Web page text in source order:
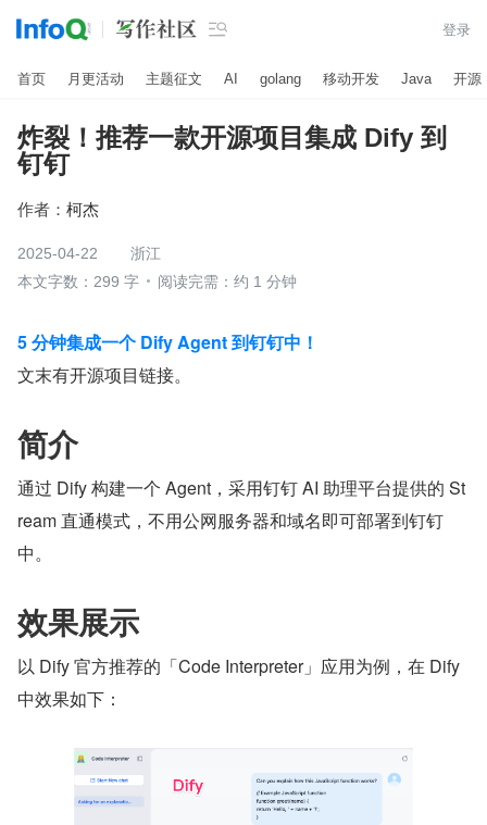
 登录
首页 月更活动 主题征文 AI golang 移动开发 Java 开源
炸裂！推荐一款开源项目集成 Dify 到
钉钉
作者： 柯杰
2025-04-22
浙江
本文字数：299 字
阅读完需：约 1 分钟
5 分钟集成一个 Dify Agent 到钉钉中！
文末有开源项目链接。
简介
通过 Dify 构建一个 Agent，采用钉钉 AI 助理平台提供的 St
ream 直通模式，不用公网服务器和域名即可部署到钉钉
中。
效果展示
以 Dify 官方推荐的「Code Interpreter」应用为例，在 Dify
中效果如下：